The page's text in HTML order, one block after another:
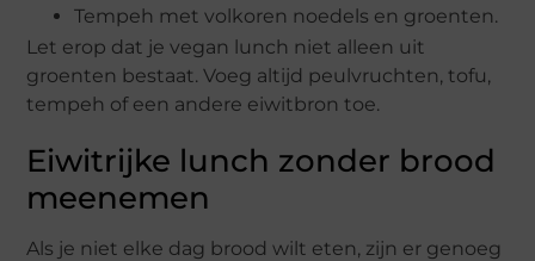
Tempeh met volkoren noedels en groenten.
Let erop dat je vegan lunch niet alleen uit
groenten bestaat. Voeg altijd peulvruchten, tofu,
tempeh of een andere eiwitbron toe.
Eiwitrijke lunch zonder brood
meenemen
Als je niet elke dag brood wilt eten, zijn er genoeg